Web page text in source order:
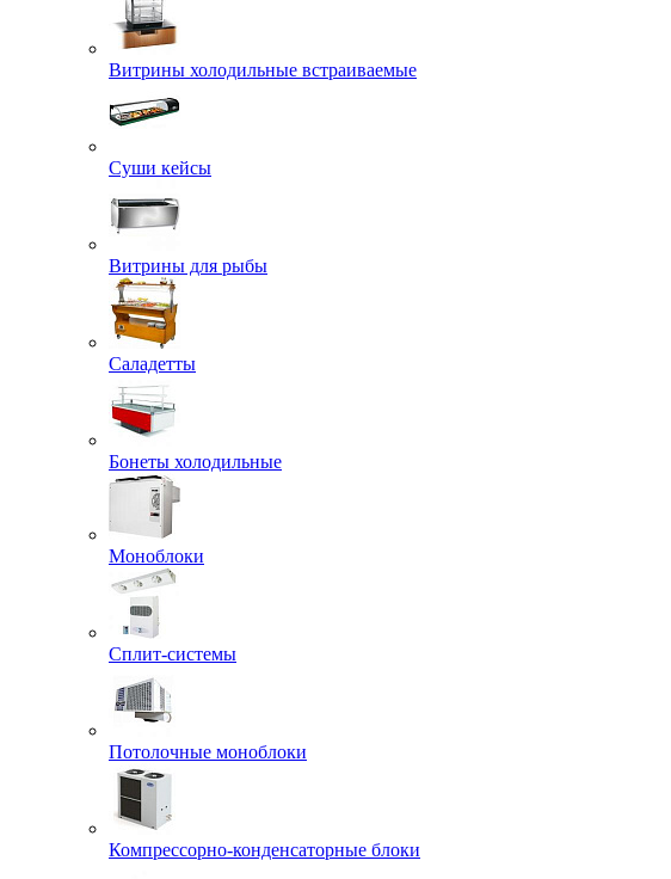
Витрины холодильные встраиваемые
Суши кейсы
Витрины для рыбы
Саладетты
Бонеты холодильные
Моноблоки
Сплит-системы
Потолочные моноблоки
Компрессорно-конденсаторные блоки